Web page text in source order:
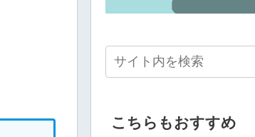
こちらもおすすめ